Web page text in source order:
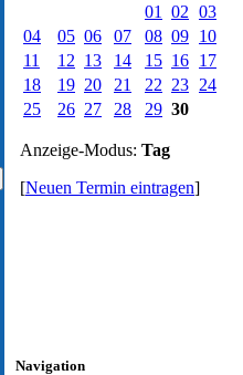
01
02 03
04
05 06 07 08 09 10
11
12 13 14 15 16 17
18
19 20 21 22 23 24
25
26 27 28 29 30
Anzeige-Modus: Tag
[Neuen Termin eintragen]
Navigation